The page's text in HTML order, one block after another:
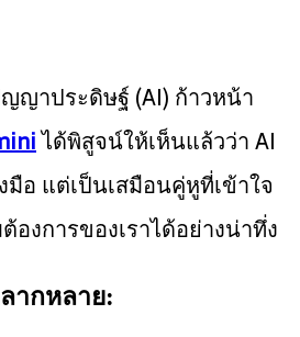
ญาประดิษฐ์ (AI) ก้าวหน้า
ได้พิสูจน์ให้เห็นแล้วว่า AI
มือ แต่เป็นเสมือนคู่หูที่เข้าใจ
งการของเราได้อย่างน่าทึ่ง
ากหลาย: